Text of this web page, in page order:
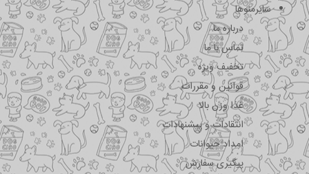
سایرمنوها
درباره ما
تماس با ما
تخفیف ویژه
قوانین و مقررات
غذا وزن بالا
انتقادات و پیشنهادات
امداد حیوانات
پیگیری سفارش